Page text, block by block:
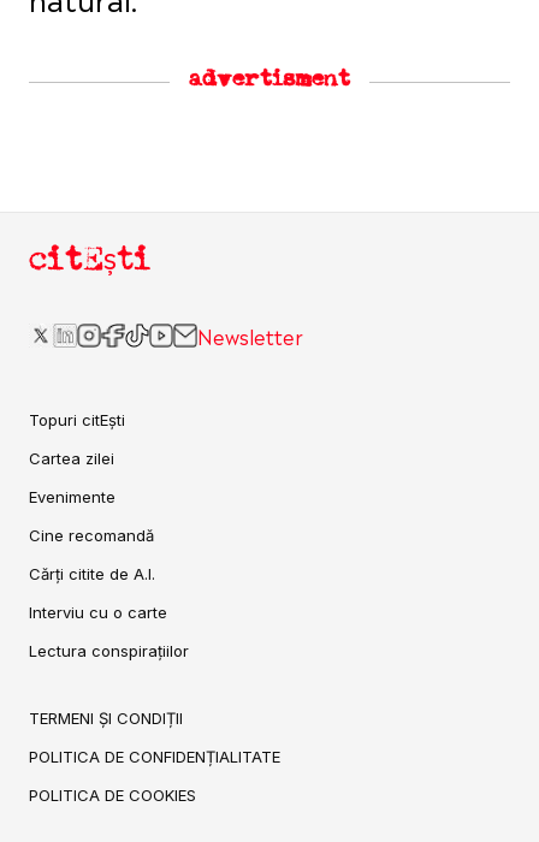
advertisment
citEști
Newsletter
Topuri citEști
Cartea zilei
Evenimente
Cine recomandă
Cărți citite de A.I.
Interviu cu o carte
Lectura conspirațiilor
TERMENI ȘI CONDIȚII
POLITICA DE CONFIDENȚIALITATE
POLITICA DE COOKIES